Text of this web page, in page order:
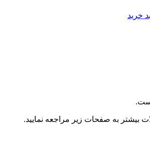
خرید
به صفحات زیر مراجعه نمایید.